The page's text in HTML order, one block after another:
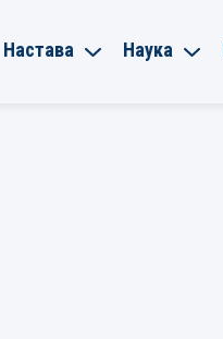
Настава Наука